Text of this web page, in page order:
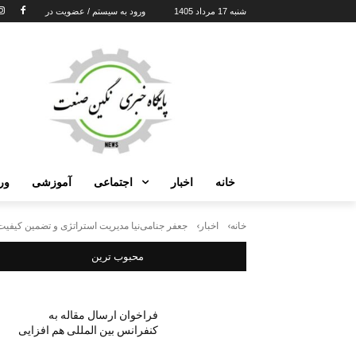
شنبه 17 مرداد 1405 ورود به سیستم / عضویت در
خانه اخبار اجتماعی آموزشی
خانه اخبار
جعفر جنامی‌نیا مدیریت استراتژی و تضمین
محبوب ترین
فراخوان ارسال مقاله به
کنفرانس بین المللی هم افزایی